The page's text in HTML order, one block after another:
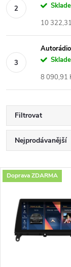
10
8 090,91
Filtrovat
Ř
a
e
n
Nejprodávanější
Nejdražší
Abecedně
V
p
Doprava ZDARMA